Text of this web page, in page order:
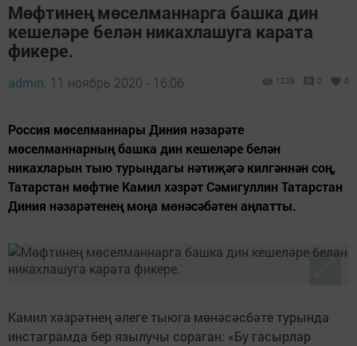
Мөфтинең мөселманнарга башка дин
кешеләре белән никахлашуга карата
фикере.
admin, 11 ноябрь 2020 - 16:06 1229 0 0
Россия мөселманнары Диния нәзарәте
мөселманнарның башка дин кешеләре белән
никахларын тыю турындагы нәтиҗәгә килгәннән соң,
Татарстан мөфтие Камил хәзрәт Сәмигуллин Татарстан
Диния нәзарәтенең моңа мөнәсәбәтен аңлатты.
Камил хәзрәтнең әлеге тыюга мөнәсәсбәте турында
инстаграмда бер язылучы сораган: «Бу гасырлар